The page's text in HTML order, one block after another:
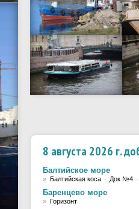
8 августа 2026 г.
Балтийское море
» Балтийская коса · Док №4 ·
Баренцево море
» Горизонт